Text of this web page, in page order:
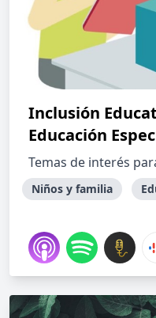
Inclusión
Educación
Temas de interés
Niños y familia